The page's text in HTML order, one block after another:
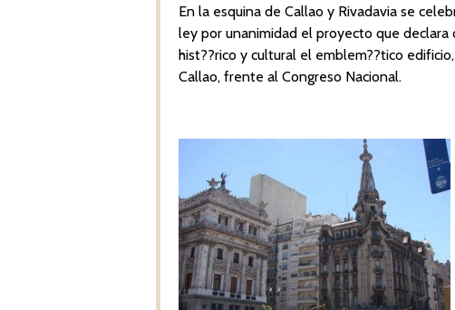
En la esquina de Callao y Rivadavia se
ley por unanimidad el proyecto que
hist??rico y cultural el emblem??tico
Callao, frente al Congreso Nacional.